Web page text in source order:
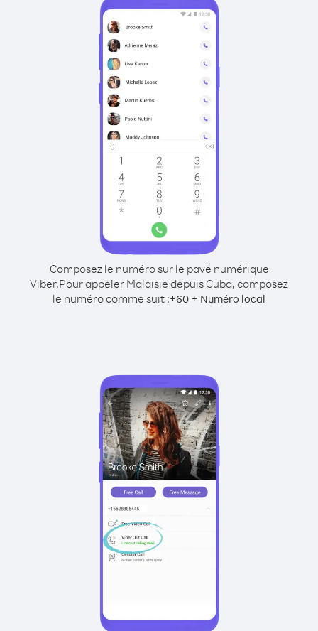
Composez le numéro sur le pavé numérique
Viber.Pour appeler Malaisie depuis Cuba, composez
le numéro comme suit :+60 + Numéro local